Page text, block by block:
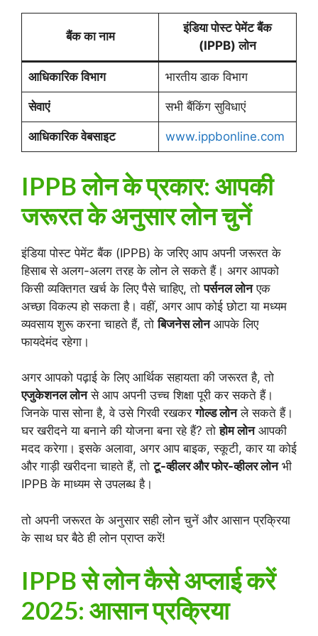
बैंक का नाम
इंडिया पोस्ट पेमेंट बैंक
(IPPB) लोन
आधिकारिक विभाग भारतीय डाक विभाग
सेवाएं सभी बैंकिंग सुविधाएं
आधिकारिक वेबसाइट www.ippbonline.com
IPPB लोन के प्रकार: आपकी
जरूरत के अनुसार लोन चुनें
इंडिया पोस्ट पेमेंट बैंक (IPPB) के जरिए आप अपनी जरूरत के
हिसाब से अलग-अलग तरह के लोन ले सकते हैं। अगर आपको
किसी व्यक्तिगत खर्च के लिए पैसे चाहिए, तोपर्सनल लोनएक
अच्छा विकल्प हो सकता है। वहीं, अगर आप कोई छोटा या मध्यम
व्यवसाय शुरू करना चाहते हैं, तोबिजनेस लोनआपके लिए
फायदेमंद रहेगा।
अगर आपको पढ़ाई के लिए आर्थिक सहायता की जरूरत है, तो
एजुकेशनल लोनसे आप अपनी उच्च शिक्षा पूरी कर सकते हैं।
जिनके पास सोना है, वे उसे गिरवी रखकरगोल्ड लोनले सकते हैं।
घर खरीदने या बनाने की योजना बना रहे हैं? तोहोम लोनआपकी
मदद करेगा। इसके अलावा, अगर आप बाइक, स्कूटी, कार या कोई
और गाड़ी खरीदना चाहते हैं, तोटू-व्हीलर और फोर-व्हीलर लोनभी
IPPB के माध्यम से उपलब्ध है।
तो अपनी जरूरत के अनुसार सही लोन चुनें और आसान प्रक्रिया
के साथ घर बैठे ही लोन प्राप्त करें!
IPPB से लोन कैसे अप्लाई करें
2025: आसान प्रक्रिया